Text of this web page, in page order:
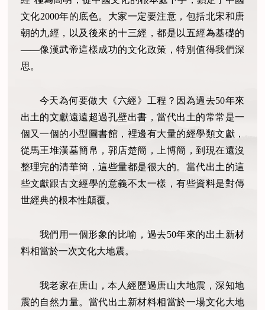
文化2000年的底色。大家一定要注意，包括北宋和唐
朝的九經，以及後來的十三經，都是以五經為基礎的
——像漢武帝這樣成功的文化政策，特別值得我們深
思。
今天為何要做大《六經》工程？因為過去50年來
出土的文獻遠遠超過孔壁出書，當代出土的常常是一
個又一個的小型圖書館，裡邊有大量的經學類文獻，
從馬王堆漢墓簡帛，郭店楚簡，上博簡，到現在還沒
整理完的清華簡，這些量都是很大的。當代出土的這
些文獻跟古文經學的意義不太一樣，有些資料是對傳
世經典的根本性顛覆。
我們用一個形象的比喻，過去50年來的出土新材
料相當於一次文化大地震。
我老家在唐山，本人經歷過唐山大地震，深知地
震的自然力量。當代出土新材料相當於一場文化大地